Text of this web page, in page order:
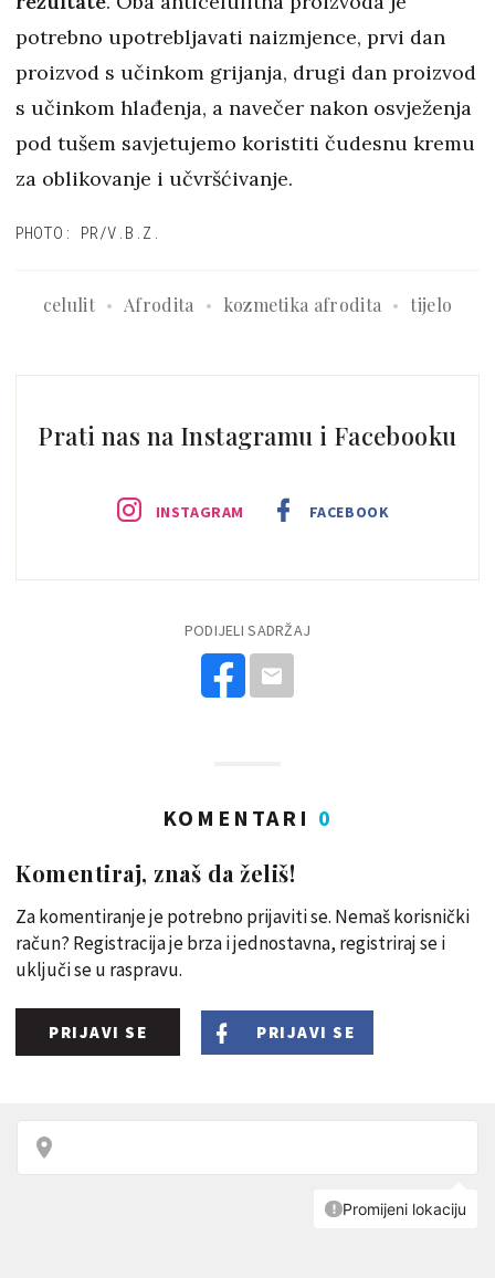
potrebno upotrebljavati naizmjence, prvi dan
proizvod s učinkom grijanja, drugi dan proizvod
s učinkom hlađenja, a navečer nakon osvježenja
pod tušem savjetujemo koristiti čudesnu kremu
za oblikovanje i učvršćivanje.
PHOTO: PR/V.B.Z.
celulit Afrodita kozmetika afrodita tijelo
Prati nas na Instagramu i Facebooku
INSTAGRAM FACEBOOK
PODIJELI SADRŽAJ
KOMENTARI 0
Komentiraj, znaš da želiš!
Za komentiranje je potrebno prijaviti se. Nemaš korisnički
račun? Registracija je brza i jednostavna, registriraj se i
uključi se u raspravu.
PRIJAVI SE PRIJAVI SE